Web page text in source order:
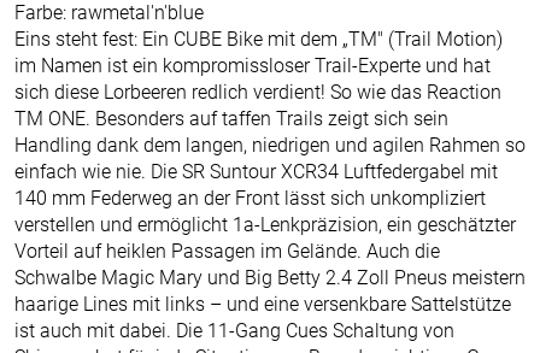
Farbe: rawmetal'n'blue
Eins steht fest: Ein CUBE Bike mit dem „TM" (Trail Motion)
im Namen ist ein kompromissloser Trail-Experte und hat
sich diese Lorbeeren redlich verdient! So wie das Reaction
TM ONE. Besonders auf taffen Trails zeigt sich sein
Handling dank dem langen, niedrigen und agilen Rahmen so
einfach wie nie. Die SR Suntour XCR34 Luftfedergabel mit
140 mm Federweg an der Front lässt sich unkompliziert
verstellen und ermöglicht 1a-Lenkpräzision, ein geschätzter
Vorteil auf heiklen Passagen im Gelände. Auch die
Schwalbe Magic Mary und Big Betty 2.4 Zoll Pneus meistern
haarige Lines mit links – und eine versenkbare Sattelstütze
ist auch mit dabei. Die 11-Gang Cues Schaltung von